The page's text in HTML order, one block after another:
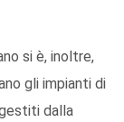
si è, inoltre,
gli impianti di
dalla